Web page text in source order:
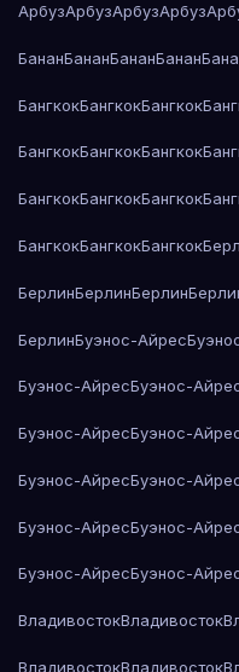
АрбузАрбузАрбузАрбуз
БананБананБананБанан
БангкокБангкокБангкок
БангкокБангкокБангкок
БангкокБангкокБангкок
БангкокБангкокБангкок
БерлинБерлинБерлин
БерлинБуэнос-Айрес
Буэнос-АйресБуэнос-
Буэнос-АйресБуэнос-
Буэнос-АйресБуэнос-
Буэнос-АйресБуэнос-
Буэнос-АйресБуэнос-
ВладивостокВладивосток
ВладивостокВладивосток